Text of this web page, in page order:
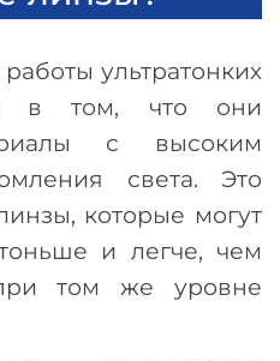
ультратонких
в том, что они
с высоким
света. Это
которые могут
и легче, чем
том же уровне